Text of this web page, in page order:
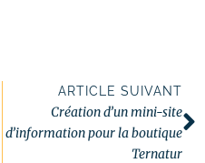
ARTICLE SUIVANT
Création d’un mini-site
d’information pour la boutique
Ternatur